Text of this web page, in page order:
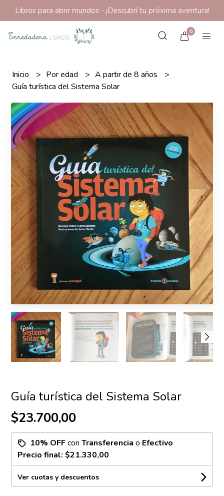
Libros para abrir mundos - ¡Descubrí tu próxima aventura!
0
Inicio Por edad
A partir de 8 años
Guía turística del Sistema Solar
Guía turística del Sistema Solar
$23.700,00
10% OFFconTransferencia o Efectivo
Precio final:$21.330,00
Ver cuotas y descuentos